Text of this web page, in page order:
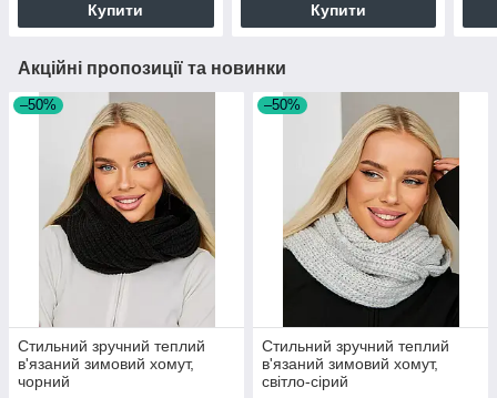
Купити Купити
Акційні пропозиції та новинки
–50%
Стильний зручний теплий
в'язаний зимовий хомут,
чорний
–50%
Стильний зручний теплий
в'язаний зимовий хомут,
світло-сірий